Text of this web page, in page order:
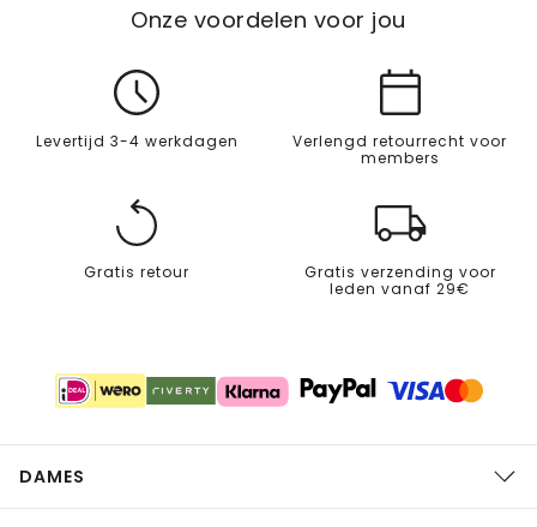
Onze voordelen voor jou
Levertijd 3-4 werkdagen
Verlengd retourrecht voor
members
Gratis retour
Gratis verzending voor
leden vanaf 29€
DAMES